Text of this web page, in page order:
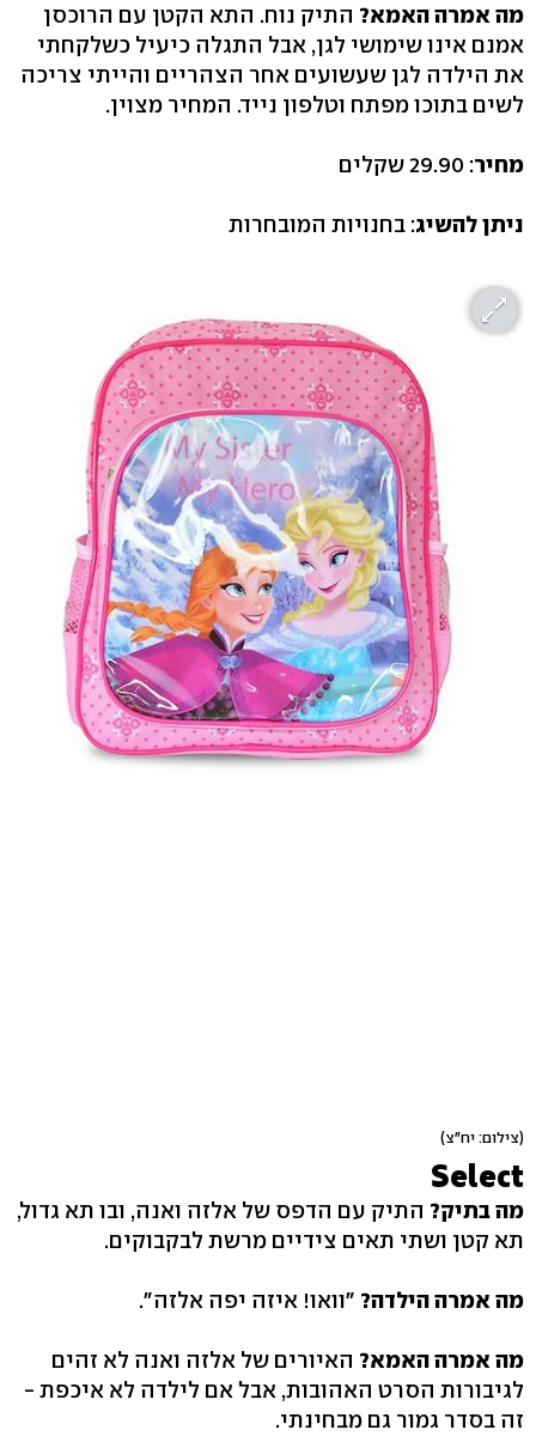
מה אמרה האמא? התיק נוח. התא הקטן עם הרוכסן
אמנם אינו שימושי לגן, אבל התגלה כיעיל כשלקחתי
את הילדה לגן שעשועים אחר הצהריים והייתי צריכה
לשים בתוכו מפתח וטלפון נייד. המחיר מצוין.
מחיר: 29.90 שקלים
ניתן להשיג: בחנויות המובחרות
(צילום: יח"צ)
Select
מה בתיק? התיק עם הדפס של אלזה ואנה, ובו תא גדול,
תא קטן ושתי תאים צידיים מרשת לבקבוקים.
מה אמרה הילדה? "וואו! איזה יפה אלזה".
מה אמרה האמא? האיורים של אלזה ואנה לא זהים
לגיבורות הסרט האהובות, אבל אם לילדה לא איכפת -
זה בסדר גמור גם מבחינתי.